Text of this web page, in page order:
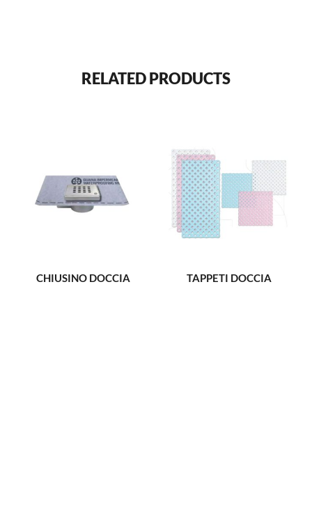
RELATED PRODUCTS
CHIUSINO DOCCIA TAPPETI DOCCIA